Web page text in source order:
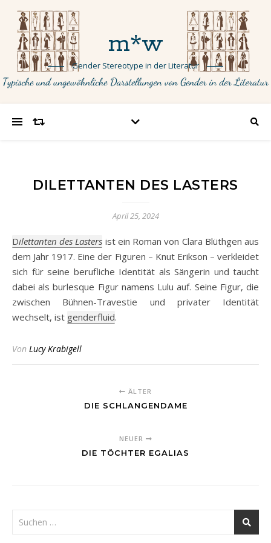
m*w
Gender Stereotype in der Literatur
DILETTANTEN DES LASTERS
April 25, 2024
Dilettanten des Lasters ist ein Roman von Clara Blüthgen aus
dem Jahr 1917. Eine der Figuren – Knut Erikson – verkleidet
sich für seine berufliche Identität als Sängerin und taucht
dabei als burlesque Figur namens Lulu auf. Seine Figur, die
zwischen Bühnen-Travestie und privater Identität
wechselt, ist genderfluid.
Von Lucy Krabigell
ÄLTER
DIE SCHLANGENDAME
NEUER
DIE TÖCHTER EGALIAS